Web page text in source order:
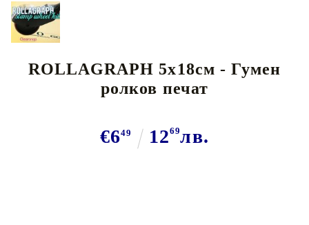
ROLLAGRAPH 5х18см - Гумен
ролков печат
€649 1269лв.